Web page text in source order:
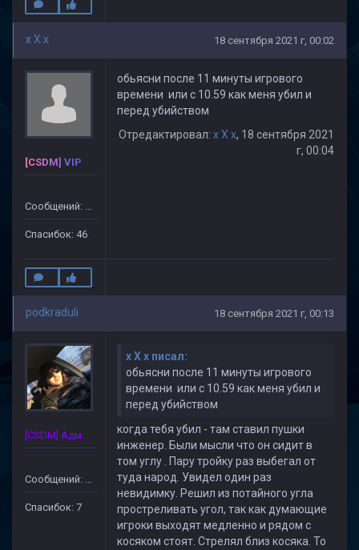
x X x 18 сентября 2021 г, 00:02
[CSDM] VIP
Сообщений: 499
Спасибок: 46
обьясни после 11 минуты игрового
времени или с 10.59 как меня убил и
перед убийством
Отредактировал: x X x, 18 сентября 2021
г, 00:04
podkraduli 18 сентября 2021 г, 00:13
[CSDM] Администратор
Сообщений: 172
Спасибок: 7
x X x писал:
обьясни после 11 минуты игрового
времени или с 10.59 как меня убил и
перед убийством
когда тебя убил - там ставил пушки
инженер. Были мысли что он сидит в
том углу . Пару тройку раз выбегал от
туда народ. Увидел один раз
невидимку. Решил из потайного угла
простреливать угол, так как думающие
игроки выходят медленно и рядом с
косяком стоят. Стрелял близ косяка. То